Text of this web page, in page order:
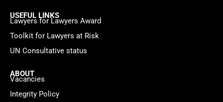
USEFUL LINKS
Lawyers for Lawyers Award
Toolkit for Lawyers at Risk
UN Consultative status
ABOUT
Vacancies
Integrity Policy